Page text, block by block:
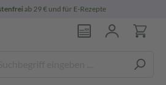
ab 29 € und für E-Rezepte